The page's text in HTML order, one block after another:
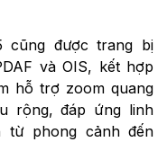
cũng được trang bị
và OIS, kết hợp
hỗ trợ zoom quang
rộng, đáp ứng linh
từ phong cảnh đến